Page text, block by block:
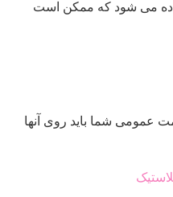
می شود که ممکن است
عمومی شما باید روی آنها